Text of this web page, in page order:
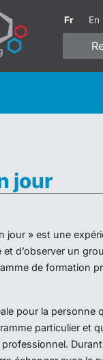
Fr En
jour
jour » est une
d’observer un
de formation
pour la personne
particulier et